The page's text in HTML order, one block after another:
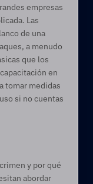
empresas
Las
a menudo
que los
en
tomar medidas
si no cuentas
y por qué
abordar